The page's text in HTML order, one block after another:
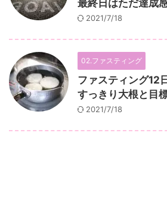
最終日はただ達成
2021/7/18
02.ファスティング
ファスティング12
すっきり大根と目
2021/7/18